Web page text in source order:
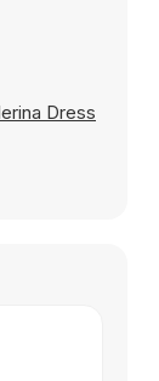
Dress